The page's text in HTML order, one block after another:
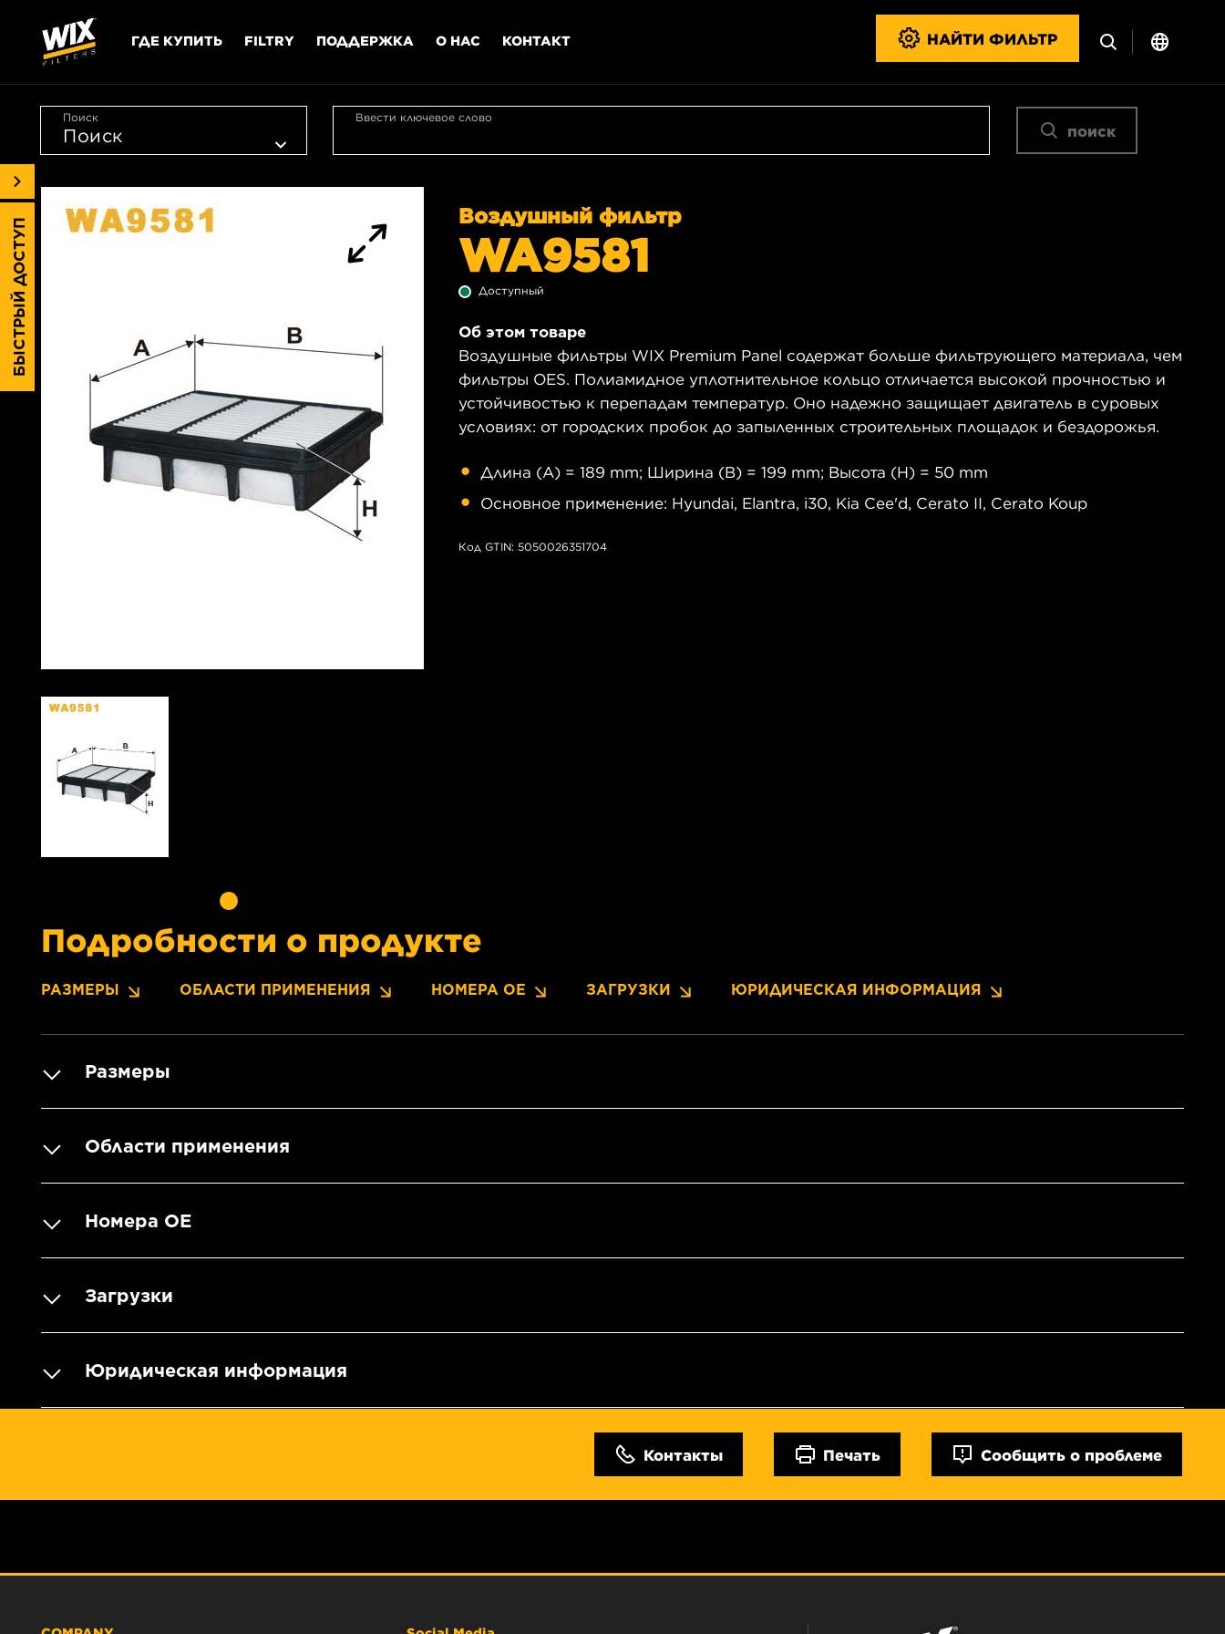
ГДЕ КУПИТЬ FILTRY ПОДДЕРЖКА О НАС КОНТАКТ НАЙТИ ФИЛЬТР
Поиск Ввести ключевое слово
поиск
Воздушный фильтр
WA9581
Доступный
Об этом товаре
Воздушные фильтры WIX Premium Panel содержат больше фильтрующего материала, чем
фильтры OES. Полиамидное уплотнительное кольцо отличается высокой прочностью и
устойчивостью к перепадам температур. Оно надежно защищает двигатель в суровых
условиях: от городских пробок до запыленных строительных площадок и бездорожья.
Длина (A) = 189 mm; Ширина (B) = 199 mm; Высота (H) = 50 mm
Основное применение: Hyundai, Elantra, i30, Kia Cee'd, Cerato II, Cerato Koup
Код GTIN: 5050026351704
Подробности о продукте
РАЗМЕРЫ ОБЛАСТИ ПРИМЕНЕНИЯ НОМЕРА OE ЗАГРУЗКИ ЮРИДИЧЕСКАЯ ИНФОРМАЦИЯ
Размеры
Области применения
Номера OE
Загрузки
Юридическая информация
Контакты Печать Сообщить о проблеме
БЫСТРЫЙ ДОСТУП